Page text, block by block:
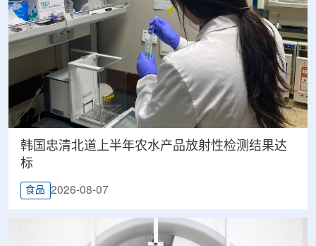
韩国忠清北道上半年农水产品放射性检测结果达
标
食品 2026-08-07